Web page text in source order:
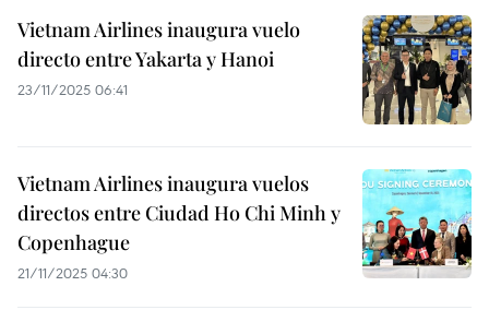
Vietnam Airlines inaugura vuelo
directo entre Yakarta y Hanoi
23/11/2025 06:41
Vietnam Airlines inaugura vuelos
directos entre Ciudad Ho Chi Minh y
Copenhague
21/11/2025 04:30